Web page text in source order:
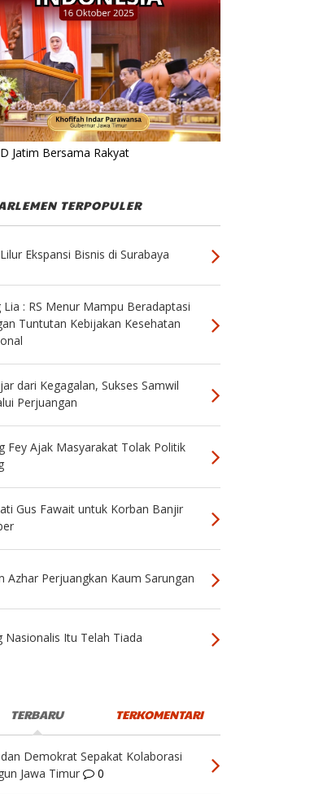
Jatim Bersama Rakyat
TERPOPULER
Ekspansi Bisnis di Surabaya
Lia : RS Menur Mampu Beradaptasi
Tuntutan Kebijakan Kesehatan
dari Kegagalan, Sukses Samwil
Perjuangan
Fey Ajak Masyarakat Tolak Politik
Gus Fawait untuk Korban Banjir
Azhar Perjuangkan Kaum Sarungan
Nasionalis Itu Telah Tiada
TERBARU TERKOMENTARI
dan Demokrat Sepakat Kolaborasi
Jawa Timur
0